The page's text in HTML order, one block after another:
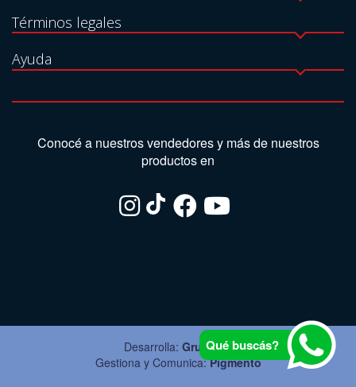
Términos legales
Ayuda
Conocé a nuestros vendedores y más de nuestros
productos en
Qué buscás?
Desarrolla: Grupo Ite
Gestiona y Comunica:Pigmento